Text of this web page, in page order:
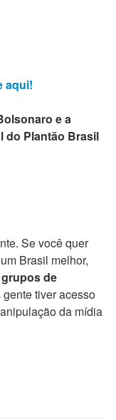
aqui!
e a
do Plantão Brasil
Se você quer
Brasil melhor,
de
gente tiver acesso
da mídia